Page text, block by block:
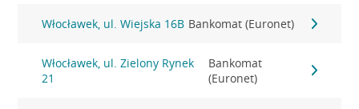
Włocławek, ul. Wiejska 16B Bankomat (Euronet)
Włocławek, ul. Zielony Rynek
21
Bankomat
(Euronet)